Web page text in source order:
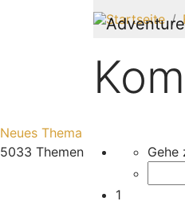
Startseite
Neues Thema
5033 Themen
Seite1von
Gehe
1